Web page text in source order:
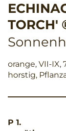
TORCH'
orange, VII-
horstig,
P 1.